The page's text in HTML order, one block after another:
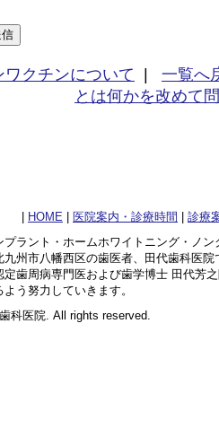
クチンについて | 一覧へ
とは何かを改めて
HOME 医院案内・診療時間
診療
プラント・ホームホワイトニング・ノン
九州市八幡西区の歯医者、田代歯科医院
定歯周病専門医および歯学博士 田代芳
う努力していきます。
科医院. All rights reserved.